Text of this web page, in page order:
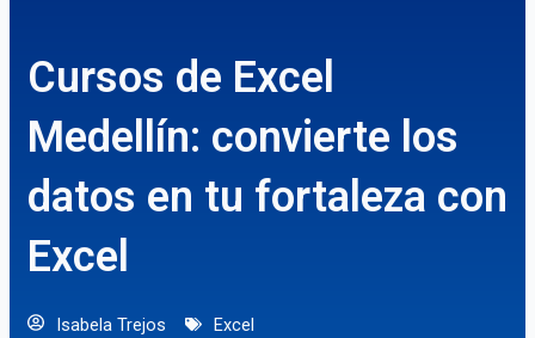
Cursos de Excel
Medellín: convierte los
datos en tu fortaleza con
Excel
Isabela Trejos Excel